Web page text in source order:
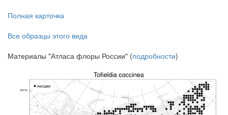
Полная карточка
Все образцы этого вида
Материалы "Атласа флоры России" (подробности)